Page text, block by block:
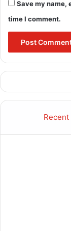
Save my name,
time I comment.
Recent